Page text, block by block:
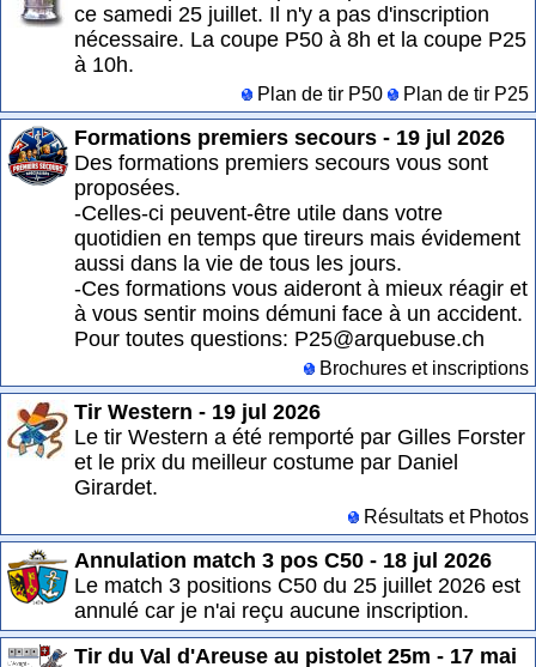
ce samedi 25 juillet. Il n'y a pas d'inscription
nécessaire. La coupe P50 à 8h et la coupe P25
à 10h.
Plan de tir P50 Plan de tir P25
Formations premiers secours - 19 jul 2026
Des formations premiers secours vous sont
proposées.
-Celles-ci peuvent-être utile dans votre
quotidien en temps que tireurs mais évidement
aussi dans la vie de tous les jours.
-Ces formations vous aideront à mieux réagir et
à vous sentir moins démuni face à un accident.
Pour toutes questions: P25@arquebuse.ch
Brochures et inscriptions
Tir Western - 19 jul 2026
Le tir Western a été remporté par Gilles Forster
et le prix du meilleur costume par Daniel
Girardet.
Résultats et Photos
Annulation match 3 pos C50 - 18 jul 2026
Le match 3 positions C50 du 25 juillet 2026 est
annulé car je n'ai reçu aucune inscription.
Tir du Val d'Areuse au pistolet 25m - 17 mai